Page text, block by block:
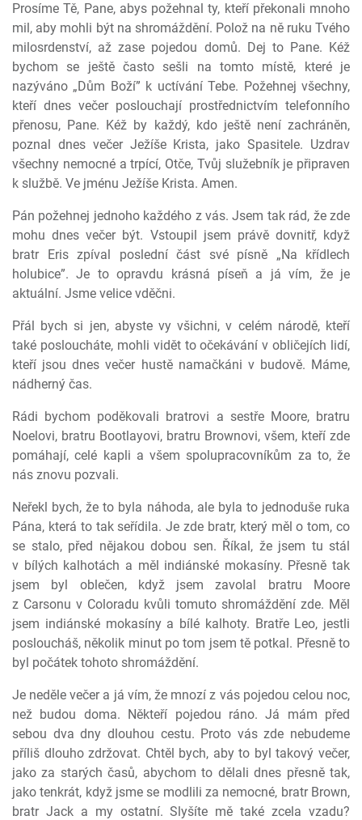
Prosíme Tě, Pane, abys požehnal ty, kteří překonali mnoho
mil, aby mohli být na shromáždění. Polož na ně ruku Tvého
milosrdenství, až zase pojedou domů. Dej to Pane. Kéž
bychom se ještě často sešli na tomto místě, které je
nazýváno „Dům Boží” k uctívání Tebe. Požehnej všechny,
kteří dnes večer poslouchají prostřednictvím telefonního
přenosu, Pane. Kéž by každý, kdo ještě není zachráněn,
poznal dnes večer Ježíše Krista, jako Spasitele. Uzdrav
všechny nemocné a trpící, Otče, Tvůj služebník je připraven
k službě. Ve jménu Ježíše Krista. Amen.
Pán požehnej jednoho každého z vás. Jsem tak rád, že zde
mohu dnes večer být. Vstoupil jsem právě dovnitř, když
bratr Eris zpíval poslední část své písně „Na křídlech
holubice”. Je to opravdu krásná píseň a já vím, že je
aktuální. Jsme velice vděčni.
Přál bych si jen, abyste vy všichni, v celém národě, kteří
také posloucháte, mohli vidět to očekávání v obličejích lidí,
kteří jsou dnes večer hustě namačkáni v budově. Máme,
nádherný čas.
Rádi bychom poděkovali bratrovi a sestře Moore, bratru
Noelovi, bratru Bootlayovi, bratru Brownovi, všem, kteří zde
pomáhají, celé kapli a všem spolupracovníkům za to, že
nás znovu pozvali.
Neřekl bych, že to byla náhoda, ale byla to jednoduše ruka
Pána, která to tak seřídila. Je zde bratr, který měl o tom, co
se stalo, před nějakou dobou sen. Říkal, že jsem tu stál
v bílých kalhotách a měl indiánské mokasíny. Přesně tak
jsem byl oblečen, když jsem zavolal bratru Moore
z Carsonu v Coloradu kvůli tomuto shromáždění zde. Měl
jsem indiánské mokasíny a bílé kalhoty. Bratře Leo, jestli
posloucháš, několik minut po tom jsem tě potkal. Přesně to
byl počátek tohoto shromáždění.
Je neděle večer a já vím, že mnozí z vás pojedou celou noc,
než budou doma. Někteří pojedou ráno. Já mám před
sebou dva dny dlouhou cestu. Proto vás zde nebudeme
příliš dlouho zdržovat. Chtěl bych, aby to byl takový večer,
jako za starých časů, abychom to dělali dnes přesně tak,
jako tenkrát, když jsme se modlili za nemocné, bratr Brown,
bratr Jack a my ostatní. Slyšíte mě také zcela vzadu?